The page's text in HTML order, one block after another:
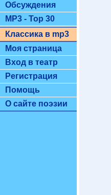
Обсуждения
MP3 - Top 30
Классика в mp3
Моя страница
Вход в театр
Регистрация
Помощь
О сайте поэзии